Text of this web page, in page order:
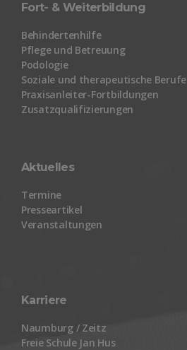
Fort- & Weiterbildung
Behindertenhilfe
Pflege und Betreuung
Podologie
Soziale und therapeutische Berufe
Praxisanleiter-Fortbildungen
Zusatzqualifizierungen
Aktuelles
Termine
Presseartikel
Veranstaltungen
Karriere
Naumburg / Zeitz
Freie Schule Jan Hus